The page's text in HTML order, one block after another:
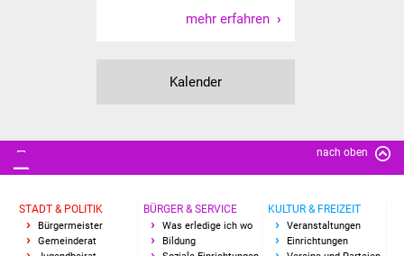
Erlebnisregion
Industriekultur
Lebenslagen
mehr erfahren
Kalender
nach oben
STADT & POLITIK
Bürgermeister
Gemeinderat
BÜRGER & SERVICE
Was erledige ich wo
Bildung
KULTUR & FREIZEIT
Veranstaltungen
Einrichtungen